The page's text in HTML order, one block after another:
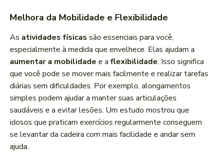
Melhora da Mobilidade e Flexibilidade
As atividades físicas são essenciais para você,
especialmente à medida que envelhece. Elas ajudam a
aumentar a mobilidade e a flexibilidade. Isso significa
que você pode se mover mais facilmente e realizar tarefas
diárias sem dificuldades. Por exemplo, alongamentos
simples podem ajudar a manter suas articulações
saudáveis e a evitar lesões. Um estudo mostrou que
idosos que praticam exercícios regularmente conseguem
se levantar da cadeira com mais facilidade e andar sem
ajuda.